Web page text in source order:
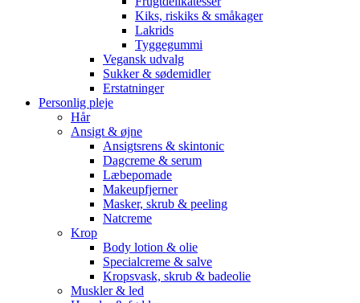
Kiks, riskiks & småkager
Lakrids
Tyggegummi
Vegansk udvalg
Sukker & sødemidler
Erstatninger
Personlig pleje
Hår
Ansigt & øjne
Ansigtsrens & skintonic
Dagcreme & serum
Læbepomade
Makeupfjerner
Masker, skrub & peeling
Natcreme
Krop
Body lotion & olie
Specialcreme & salve
Kropsvask, skrub & badeolie
Muskler & led